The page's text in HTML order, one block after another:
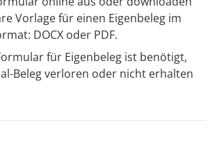
Vorlage für einen Eigenbeleg im
DOCX oder PDF.
für Eigenbeleg ist benötigt,
Beleg verloren oder nicht erhalten